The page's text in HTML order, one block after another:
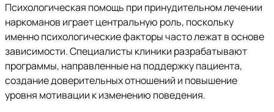
Психологическая помощь при принудительном лечении
наркоманов играет центральную роль, поскольку
именно психологические факторы часто лежат в основе
зависимости. Специалисты клиники разрабатывают
программы, направленные на поддержку пациента,
создание доверительных отношений и повышение
уровня мотивации к изменению поведения.